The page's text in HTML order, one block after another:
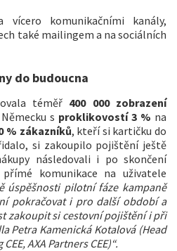
vícero komunikačními kanály,
také mailingem a na sociálních
do budoucna
téměř 400 000 zobrazení
s proklikovostí 3 % na
% zákazníků, kteří si kartičku do
si zakoupilo pojištění ještě
následovali i po skončení
komunikace na uživatele
úspěšnosti pilotní fáze kampaně
pokračovat i pro další období a
zakoupit si cestovní pojištění i při
Petra Kamenická Kotalová (Head
AXA Partners CEE)“.